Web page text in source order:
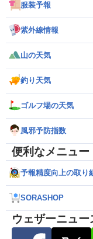
服装予報
紫外線情報
山の天気
釣り天気
ゴルフ場の天気
風邪予防指数
便利なメニュー
予報精度向上の取り
SORASHOP
ウェザーニュ